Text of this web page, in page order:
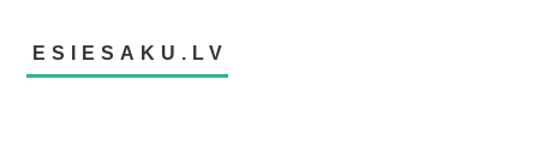
main
primary
footerESIESAKU.LV